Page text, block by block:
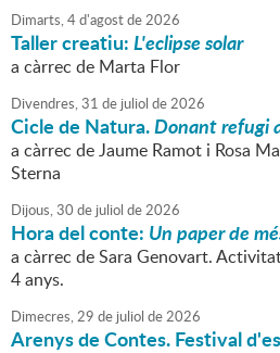
Dimarts,4d'agostde2026
Taller creatiu:L'eclipse solar
a càrrec de Marta Flor
Divendres,31 de juliol de2026
Cicle de Natura.Donant refugi
a càrrec de Jaume Ramot i Rosa
Sterna
Dijous,30 de juliol de2026
Hora del conte: Un paper de
a càrrec de Sara Genovart.
4 anys.
Dimecres,29 de juliol de2026
Arenys de Contes. Festival